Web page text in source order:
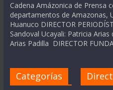
Cadena Amázonica de Prensa
departamentos de Amazonas,
Huanuco DIRECTOR
Sandoval Ucayali: Patricia
Arias Padilla DIRECTOR
Categorías